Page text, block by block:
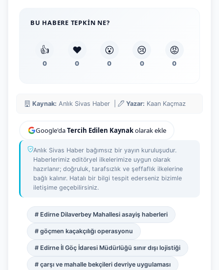
BU HABERE TEPKIN NE?
👍
0
❤️
0
😮
0
😢
0
😡
0
Kaynak: Anlık Sivas Haber | Yazar: Kaan Kaçmaz
Google'daTercih Edilen Kaynakolarak ekle
Anlık Sivas Haber bağımsız bir yayın kuruluşudur.
Haberlerimiz editöryel ilkelerimize uygun olarak
hazırlanır; doğruluk, tarafsızlık ve şeffaflık ilkelerine
bağlı kalınır. Hatalı bir bilgi tespit ederseniz bizimle
iletişime geçebilirsiniz.
# Edirne Dilaverbey Mahallesi asayiş haberleri
# göçmen kaçakçılığı operasyonu
# Edirne İl Göç İdaresi Müdürlüğü sınır dışı lojistiği
# çarşı ve mahalle bekçileri devriye uygulaması